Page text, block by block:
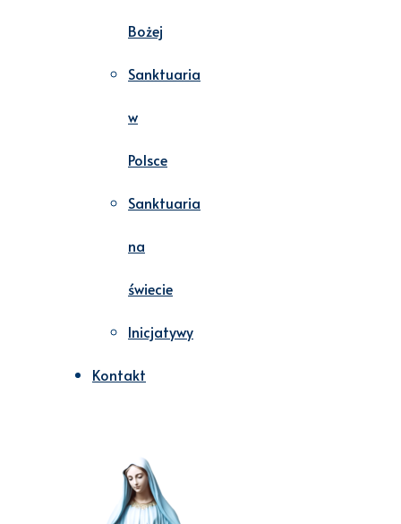
Bożej
Sanktuaria
w
Polsce
Sanktuaria
na
świecie
Inicjatywy
Kontakt